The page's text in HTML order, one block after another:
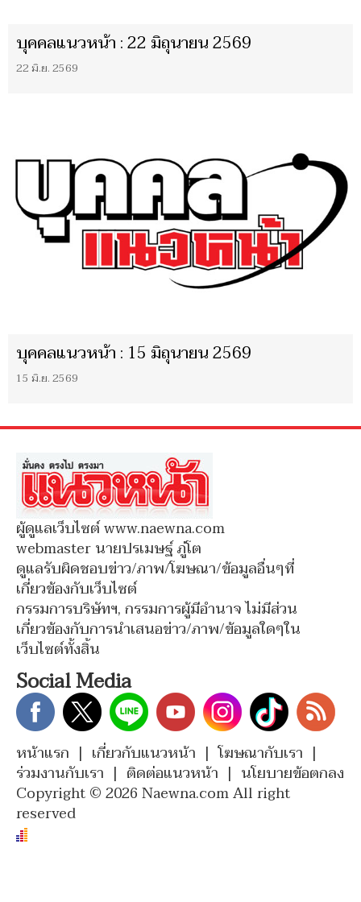
บุคคลแนวหน้า : 22 มิถุนายน 2569
22 มิ.ย. 2569
บุคคลแนวหน้า : 15 มิถุนายน 2569
15 มิ.ย. 2569
ผู้ดูแลเว็บไซต์ www.naewna.com
webmaster นายปรเมษฐ์ ภู่โต
ดูแลรับผิดชอบข่าว/ภาพ/โฆษณา/ข้อมูลอื่นๆที่
เกี่ยวข้องกับเว็บไซต์
กรรมการบริษัทฯ, กรรมการผู้มีอำนาจ ไม่มีส่วน
เกี่ยวข้องกับการนำเสนอข่าว/ภาพ/ข้อมูลใดๆใน
เว็บไซต์ทั้งสิ้น
Social Media
หน้าแรก | เกี่ยวกับแนวหน้า | โฆษณากับเรา |
ร่วมงานกับเรา | ติดต่อแนวหน้า | นโยบายข้อตกลง
Copyright © 2026 Naewna.com All right
reserved